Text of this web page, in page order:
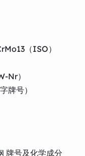
（ISO）
Nr）
牌号）
牌号及化学成分